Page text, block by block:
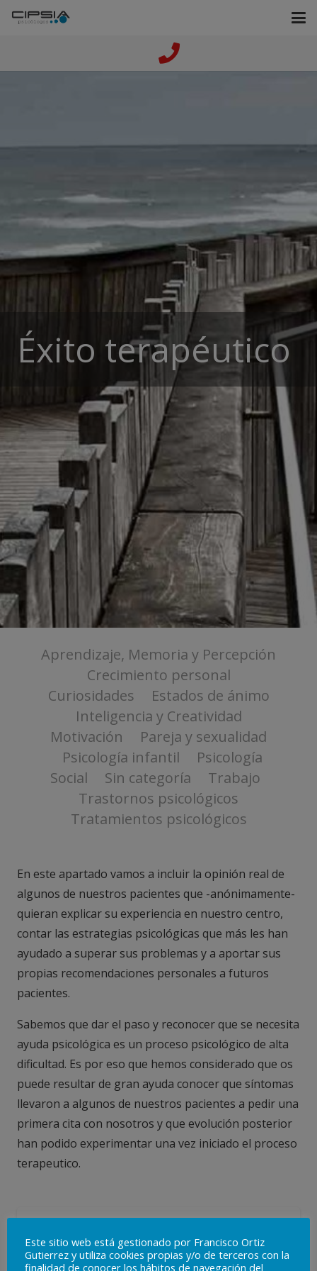
Éxito terapéutico
Aprendizaje, Memoria y Percepción
Crecimiento personal
Curiosidades
Estados de ánimo
Inteligencia y Creatividad
Motivación
Pareja y sexualidad
Psicología infantil
Psicología
Social
Sin categoría
Trabajo
Trastornos psicológicos
Tratamientos psicológicos
En este apartado vamos a incluir la opinión real de
algunos de nuestros pacientes que -anónimamente-
quieran explicar su experiencia en nuestro centro,
contar las estrategias psicológicas que más les han
ayudado a superar sus problemas y a aportar sus
propias recomendaciones personales a futuros
pacientes.
Sabemos que dar el paso y reconocer que se necesita
ayuda psicológica es un proceso psicológico de alta
dificultad. Es por eso que hemos considerado que os
puede resultar de gran ayuda conocer que síntomas
llevaron a algunos de nuestros pacientes a pedir una
primera cita con nosotros y que evolución posterior
han podido experimentar una vez iniciado el proceso
terapeutico.
Este sitio web está gestionado por Francisco Ortiz
Gutierrez y utiliza cookies propias y/o de terceros con la
finalidad de conocer los hábitos de navegación del